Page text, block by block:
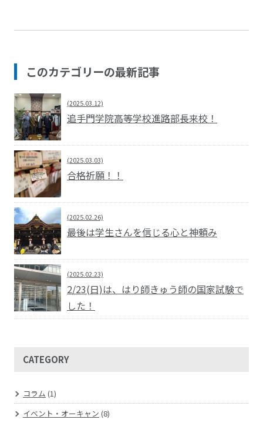
このカテゴリーの最新記事
(2025.03.12)
追手門学院高等学校進路部長来校！
(2025.03.03)
合格祈願！！
(2025.02.26)
最後は学生さんを信じる心と神頼み
(2025.02.23)
2/23(日)は、はり師きゅう師の国家試験で
した！
CATEGORY
コラム (1)
イベント・オーキャン (8)